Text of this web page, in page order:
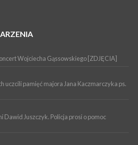
dzieci, blisko rodziców – warsztaty dla
karetka zderzyła się z
kolejne spotkanie w ramach
Wojciecha Gąssowskiego [ZDJĘCIA]
uczcili pamięć majora Jana Kaczmarczyka ps.
Dawid Juszczyk. Policja prosi o pomoc